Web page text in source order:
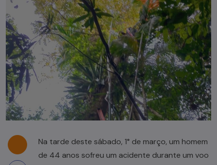
Na tarde deste sábado, 1° de março, um homem
de 44 anos sofreu um acidente durante um voo